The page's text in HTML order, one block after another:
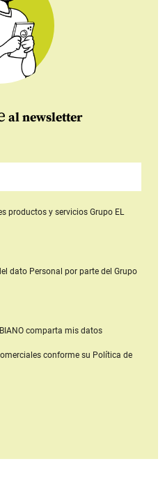
al newsletter
productos y serviciosGrupo EL
dato Personal por parte del Grupo
comparta mis datos
conforme su Política de